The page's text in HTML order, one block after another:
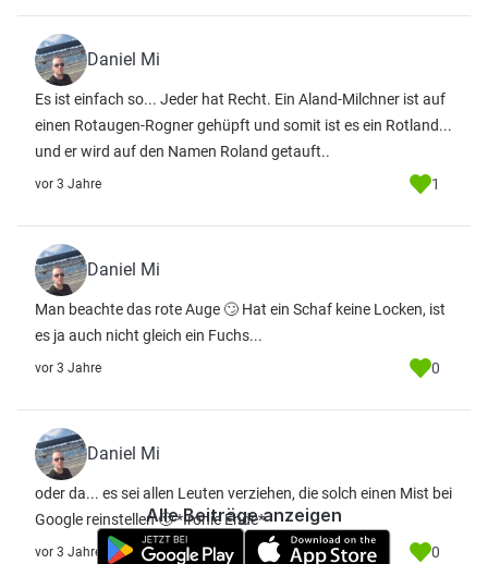
Daniel Mi
Es ist einfach so... Jeder hat Recht. Ein Aland-Milchner ist auf
einen Rotaugen-Rogner gehüpft und somit ist es ein Rotland...
und er wird auf den Namen Roland getauft..
vor 3 Jahre 1
Daniel Mi
Man beachte das rote Auge 🙄 Hat ein Schaf keine Locken, ist
es ja auch nicht gleich ein Fuchs...
vor 3 Jahre 0
Daniel Mi
oder da... es sei allen Leuten verziehen, die solch einen Mist bei
Google reinstellen 🙄 *Ironie Ende*
vor 3 Jahre 0
Alle Beiträge anzeigen